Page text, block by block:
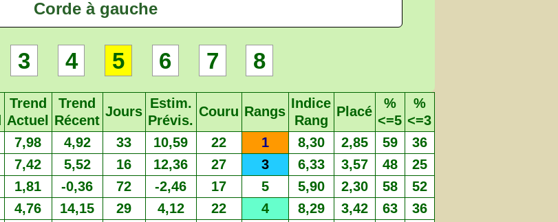
Corde à gauche
3 4 5 6 7 8
Trend
Actuel
Trend
Récent
Jours
Estim.
Prévis.
Couru Rangs
Indice
Rang
Placé
%
<=5
%
<=3
7,98 4,92 33 10,59 22 1 8,30 2,85 59 36
7,42 5,52 16 12,36 27 3 6,33 3,57 48 25
1,81 -0,36 72 -2,46 17 5 5,90 2,30 58 52
4,76 14,15 29 4,12 22 4 8,29 3,42 63 36